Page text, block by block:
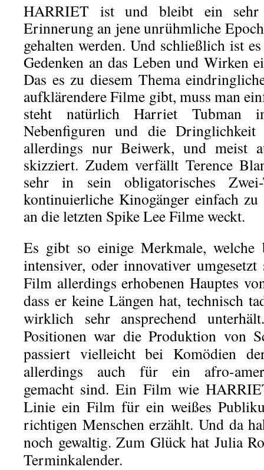
HARRIET ist und bleibt ein
Erinnerung an jene unrühmliche
gehalten werden. Und schließlich ist
Gedenken an das Leben und Wirken
Das es zu diesem Thema
aufklärendere Filme gibt, muss man
steht natürlich Harriet Tubman
Nebenfiguren und die
allerdings nur Beiwerk, und meist
skizziert. Zudem verfällt Terence
sehr in sein obligatorisches
kontinuierliche Kinogänger einfach
an die letzten Spike Lee Filme weckt.
Es gibt so einige Merkmale, welche
intensiver, oder innovativer
Film allerdings erhobenen Hauptes
dass er keine Längen hat, technisch
wirklich sehr ansprechend
Positionen war die Produktion von
passiert vielleicht bei Komödien
allerdings auch für ein afro-
gemacht sind. Ein Film wie
Linie ein Film für ein weißes
richtigen Menschen erzählt. Und da
noch gewaltig. Zum Glück hat Julia
Terminkalender.